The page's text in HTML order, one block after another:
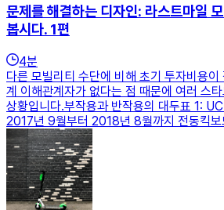
문제를 해결하는 디자인: 라스트마일
봅시다. 1편
4분
다른 모빌리티 수단에 비해 초기 투자비용
계 이해관계자가 없다는 점 때문에 여러 스
상황입니다.부작용과 반작용의 대두표 1:
2017년 9월부터 2018년 8월까지 전동킥보